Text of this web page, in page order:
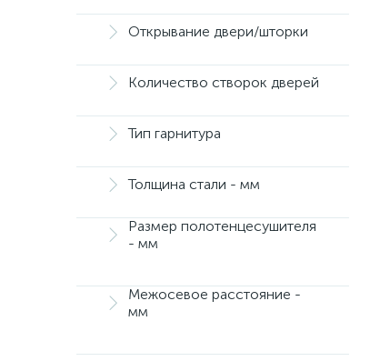
Открывание двери/шторки
Количество створок дверей
Тип гарнитура
Толщина стали - мм
Размер полотенцесушителя
- мм
Межосевое расстояние -
мм